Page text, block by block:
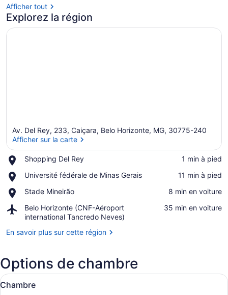
Afficher tout
Explorez la région
Av. Del Rey, 233, Caiçara, Belo Horizonte, MG, 30775-240
Afficher sur la carte
Shopping Del Rey
Place,
Del
‪1 min à pied‬
Université fédérale de Minas Gerais
Place,
fédérale
Minas
Gerais
‪11 min à pied‬
Stade Mineirão
Place,
Mineirão
‪8 min en voiture‬
Belo Horizonte (CNF-Aéroport
international Tancredo Neves)
Airport,
Belo
(CNF-
Tancredo
Neves)
‪35 min en voiture‬
En savoir plus sur cette région
Options de chambre
Afficher
toutes
Minibar, coffre-fort, bureau,
7
Chambre